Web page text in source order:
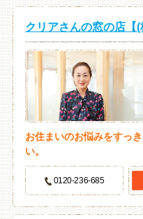
クリアさんの窓の店【(
お住まいのお悩みをすっ
い。
0120-236-685